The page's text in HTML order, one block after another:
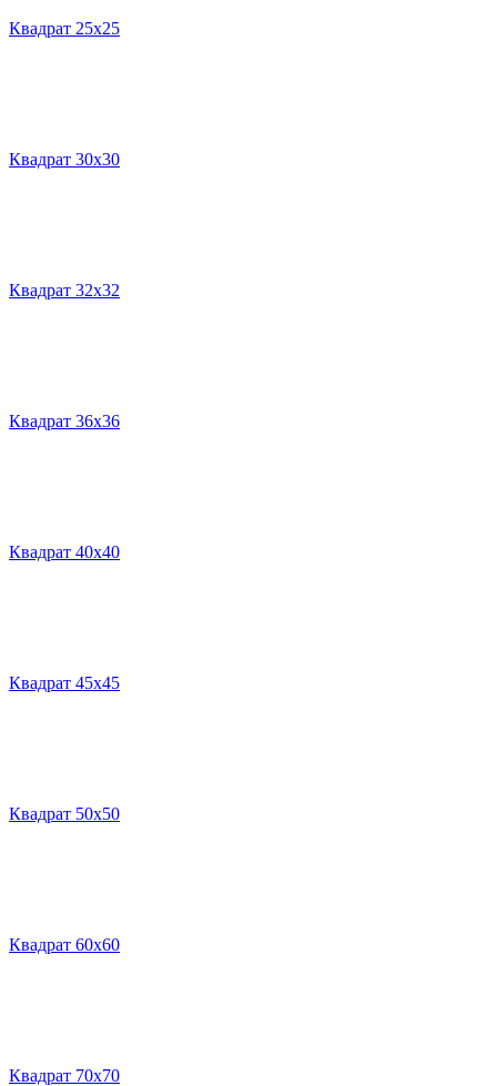
Квадрат 25х25
Квадрат 30х30
Квадрат 32х32
Квадрат 36х36
Квадрат 40х40
Квадрат 45х45
Квадрат 50х50
Квадрат 60х60
Квадрат 70х70